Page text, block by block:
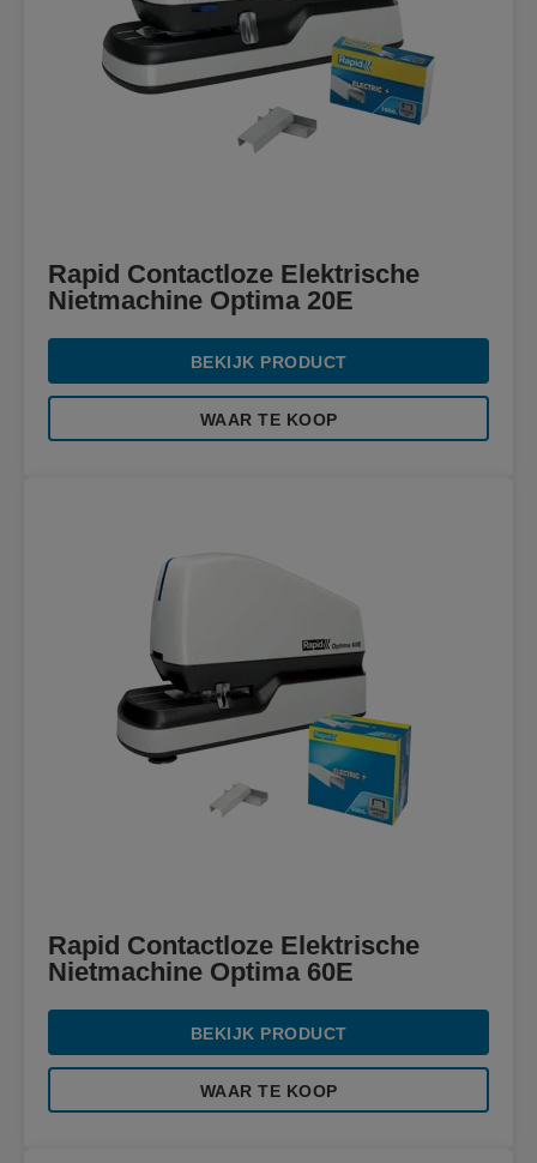
Rapid Contactloze Elektrische
Nietmachine Optima 20E
BEKIJK PRODUCT
WAAR TE KOOP
Rapid Contactloze Elektrische
Nietmachine Optima 60E
BEKIJK PRODUCT
WAAR TE KOOP